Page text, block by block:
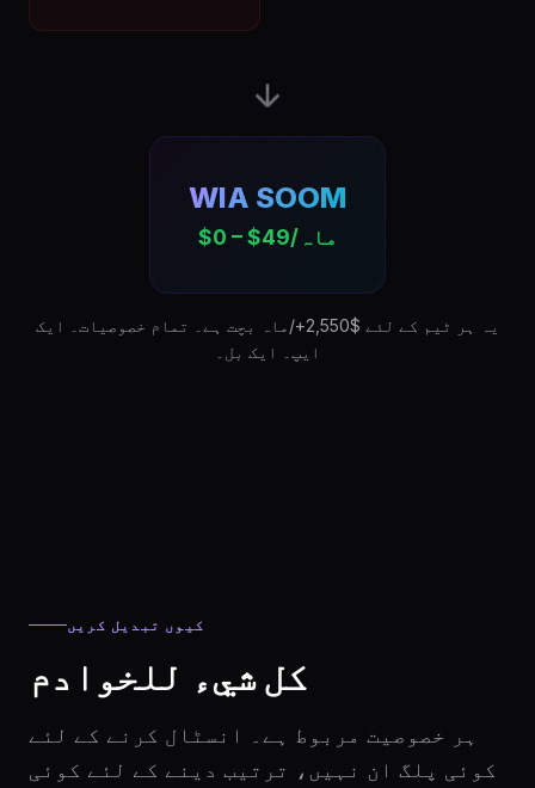
WIA SOOM
$0 – $49/ماہ
یہ ہر ٹیم کے لئے $2,550+/ماہ بچت ہے۔ تمام خصوصیات۔ ایک
ایپ۔ ایک بل۔
کیوں تبدیل کریں
كل شيء للخوادم
ہر خصوصیت مربوط ہے۔ انسٹال کرنے کے لئے
کوئی پلگ ان نہیں، ترتیب دینے کے لئے کوئی